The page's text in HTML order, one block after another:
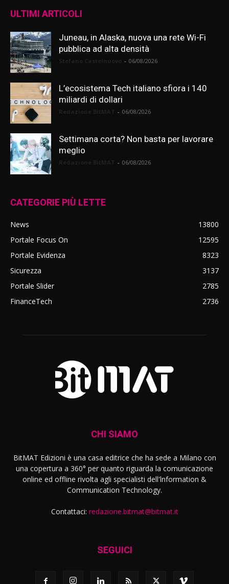
ULTIMI ARTICOLI
Juneau, in Alaska, nuova una rete Wi-Fi
pubblica ad alta densità
- 06/08/2026
L’ecosistema Tech italiano sfiora i 140
miliardi di dollari
- 06/08/2026
Settimana corta? Non basta per lavorare
meglio
- 06/08/2026
CATEGORIE PIÙ LETTE
News
13800
Portale Focus On
12595
Portale Evidenza
8323
Sicurezza
3137
Portale Slider
2785
FinanceTech
2736
CHI SIAMO
BitMAT Edizioni è una casa editrice che ha sede a Milano con
una copertura a 360° per quanto riguarda la comunicazione
online ed offline rivolta agli specialisti dell'lnformation &
Communication Technology.
Contattaci: redazione.bitmat@bitmat.it
SEGUICI